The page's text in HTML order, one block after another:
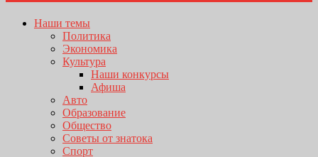
Наши темы
Политика
Экономика
Культура
Наши конкурсы
Афиша
Авто
Образование
Общество
Советы от знатока
Спорт